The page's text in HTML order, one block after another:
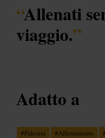
“Allenati
viaggio.”
Adatto a
#Palestra #Allenamento